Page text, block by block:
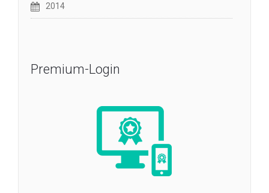
2014
Premium-Login